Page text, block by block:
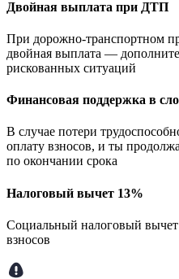
Двойная выплата при ДТП
При дорожно-транспортном
двойная выплата —
рискованных ситуаций
Финансовая поддержка в
В случае потери
оплату взносов, и ты
по окончании срока
Налоговый вычет 13%
Социальный налоговый
взносов